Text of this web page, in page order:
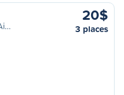
20$
3 places